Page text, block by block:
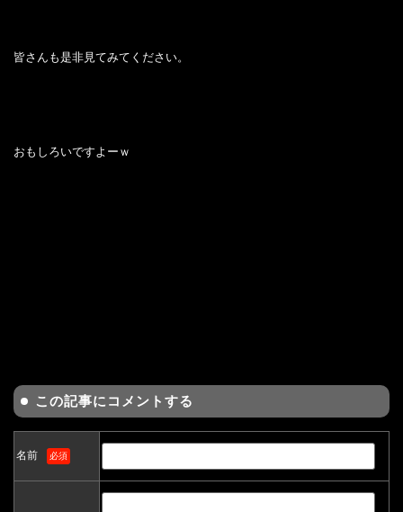
皆さんも是非見てみてください。
おもしろいですよーｗ
この記事にコメントする
名前 必須